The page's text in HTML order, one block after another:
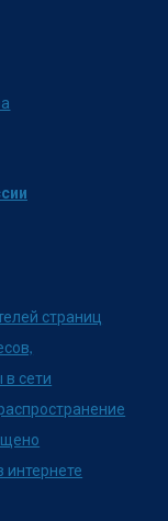
страниц
сети